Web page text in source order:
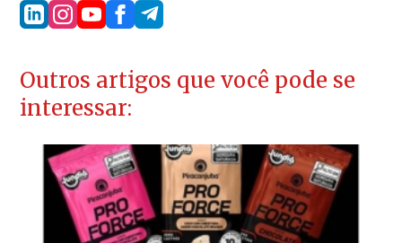
Outros artigos que você pode se
interessar: